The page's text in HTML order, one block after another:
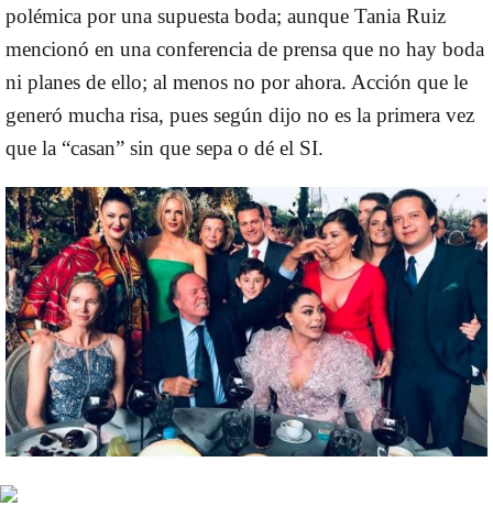
polémica por una supuesta boda; aunque Tania Ruiz
mencionó en una conferencia de prensa que no hay boda
ni planes de ello; al menos no por ahora. Acción que le
generó mucha risa, pues según dijo no es la primera vez
que la “casan” sin que sepa o dé el SI.